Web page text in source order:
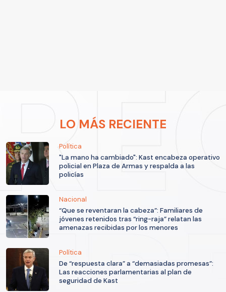
LO MÁS RECIENTE
Política
"La mano ha cambiado": Kast encabeza operativo
policial en Plaza de Armas y respalda a las
policías
Nacional
“Que se reventaran la cabeza”: Familiares de
jóvenes retenidos tras “ring-raja” relatan las
amenazas recibidas por los menores
Política
De “respuesta clara” a “demasiadas promesas”:
Las reacciones parlamentarias al plan de
seguridad de Kast